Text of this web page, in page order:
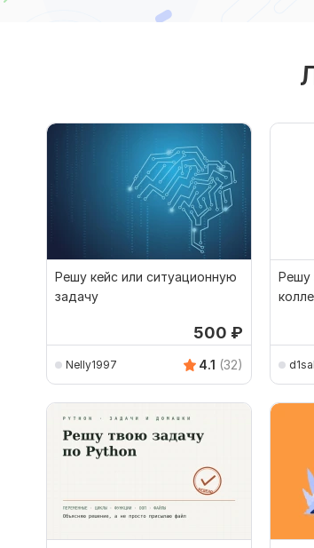
Решу кейс или ситуационную
задачу
500 ₽
Nelly1997 4.1 (32)
Решу